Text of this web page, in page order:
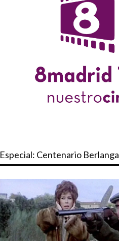
Especial: Centenario Berlanga